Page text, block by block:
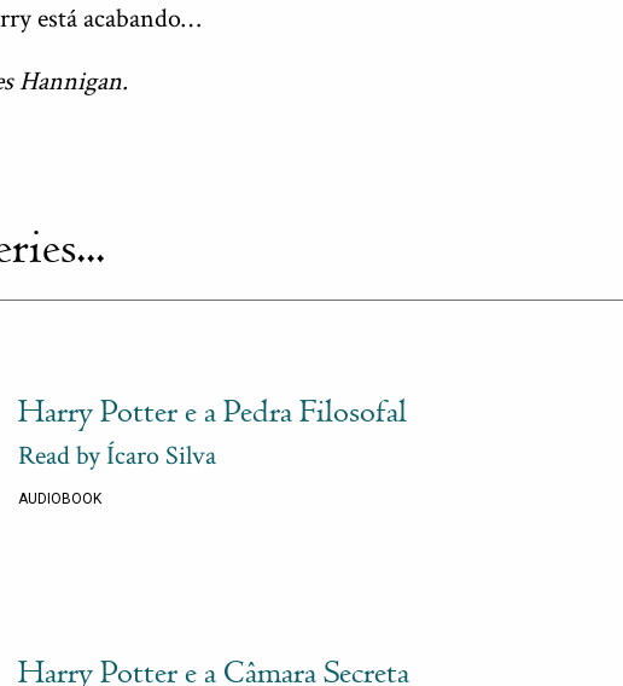
está acabando…
Hannigan.
Harry Potter e a Pedra Filosofal
Read by Ícaro Silva
AUDIOBOOK
Harry Potter e a Câmara Secreta